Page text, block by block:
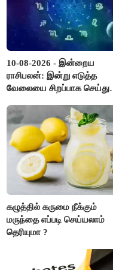
10-08-2026 - இன்றைய
ராசிபலன்: இன்று எடுத்த
வேலையை சிறப்பாக செய்து
அதே நேரத்தில் கூடுதலாக
உழைக்க வேண்டி இருக்கும்..!
கழுத்தில் கருமை நீக்கும்
மருந்தை எப்படி செய்யலாம்
தெரியுமா ?